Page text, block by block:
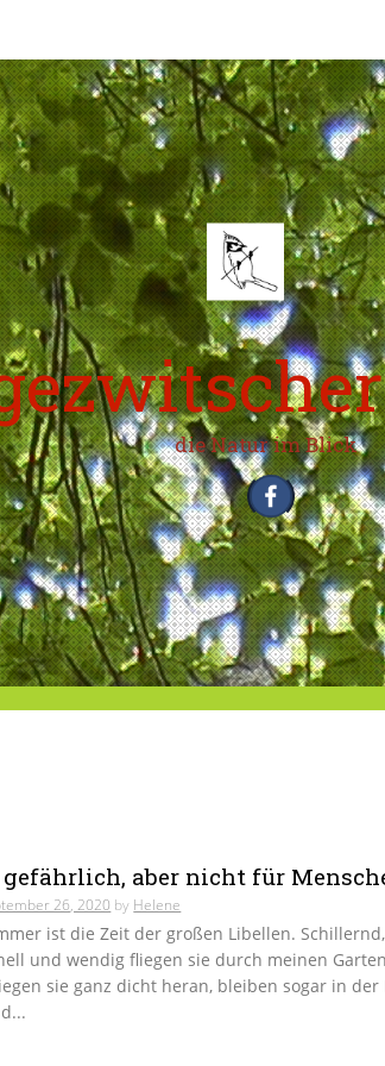
die Natur im Blick
aber nicht für
26, 2020 by Helene
ist die Zeit der großen Libellen. Schillernd,
und wendig fliegen sie durch meinen
sie ganz dicht heran, bleiben sogar in der